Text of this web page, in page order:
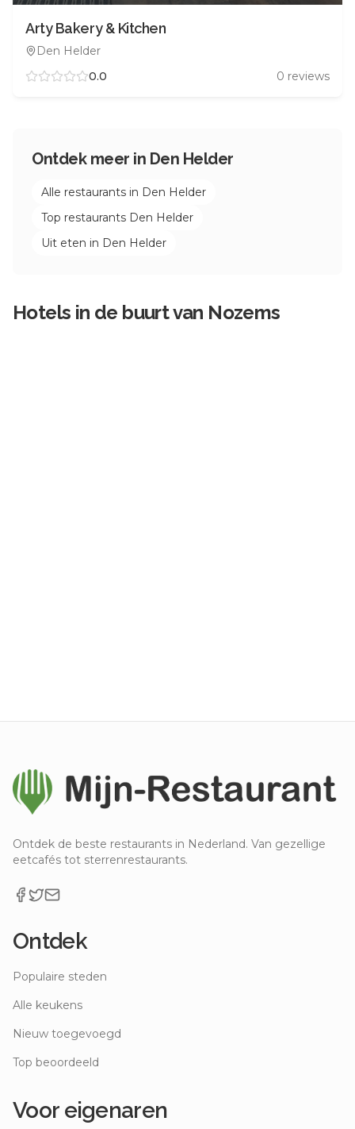
Arty Bakery & Kitchen
Den Helder
0.0
0 reviews
Ontdek meer in Den Helder
Alle restaurants in Den Helder
Top restaurants Den Helder
Uit eten in Den Helder
Hotels in de buurt van Nozems
Ontdek de beste restaurants in Nederland. Van gezellige
eetcafés tot sterrenrestaurants.
Ontdek
Populaire steden
Alle keukens
Nieuw toegevoegd
Top beoordeeld
Voor eigenaren